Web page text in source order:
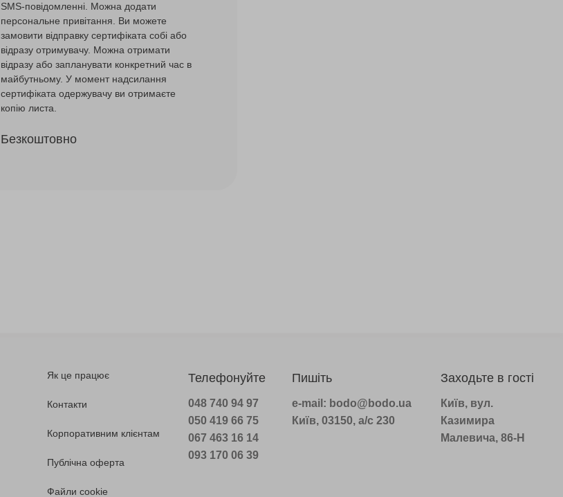
SMS-повідомленні. Можна додати
персональне привітання. Ви можете
замовити відправку сертифіката собі або
відразу отримувачу. Можна отримати
відразу або запланувати конкретний час в
майбутньому. У момент надсилання
сертифіката одержувачу ви отримаєте
копію листа.
Безкоштовно
Як це працює
Контакти
Корпоративним клієнтам
Публічна оферта
Файли cookie
Телефонуйте
048 740 94 97
050 419 66 75
067 463 16 14
093 170 06 39
Пишіть
e-mail: bodo@bodo.ua
Київ, 03150, а/с 230
Заходьте в гості
Київ, вул.
Казимира
Малевича, 86-Н